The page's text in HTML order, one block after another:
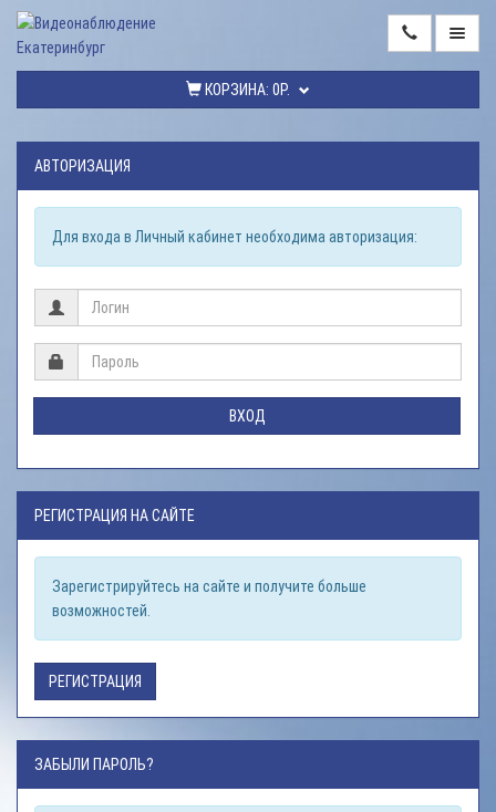
КОРЗИНА: 0Р.
ТОВАРОВ
МОНТАЖ
ВИДЕОНАБЛЮДЕНИЯ
УСЛУГИ
ДОСТАВКА
РАБОТЫ
АВТОРИЗАЦИЯ
Для входа в Личный кабинет необходима авторизация:
ВХОД
РЕГИСТРАЦИЯ НА САЙТЕ
Зарегистрируйтесь на сайте и получите больше
возможностей.
РЕГИСТРАЦИЯ
ЗАБЫЛИ ПАРОЛЬ?